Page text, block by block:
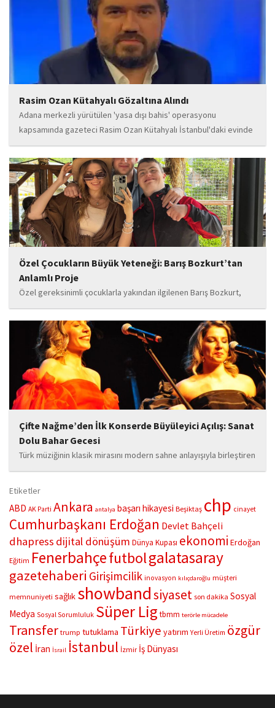
Rasim Ozan Kütahyalı Gözaltına Alındı
Adana merkezli yürütülen 'yasa dışı bahis' operasyonu
kapsamında gazeteci Rasim Ozan Kütahyalı İstanbul'daki evinde
gözaltına alındı.
Özel Çocukların Büyük Yeteneği: Barış Bozkurt’tan
Anlamlı Proje
Özel gereksinimli çocuklarla yakından ilgilenen Barış Bozkurt,
hayata geçirdiği örnek çalışma ile hem eğitim camiasının hem de
toplumun dikkatini çekiyor. “Hayatta yaşattığın mutluluk en güzel
hediyedir” anlayışıyla yola çıkan Bozkurt,...
Çifte Nağme’den İlk Konserde Büyüleyici Açılış: Sanat
Dolu Bahar Gecesi
Türk müziğinin klasik mirasını modern sahne anlayışıyla birleştiren
“Çifte Nağme” projesi, ilk konserini İstanbul Ataşehir’de bulunan
buluşturdu. Yoğun katılımla gerçekleşen gece, müzikal çeşitlilik
ve...
Etiketler
ABD AK Parti Ankara antalya başarı hikayesi Beşiktaş chp cinayet
Cumhurbaşkanı Erdoğan Devlet Bahçeli
dhapress dijital dönüşüm Dünya Kupası ekonomi Erdoğan
Eğitim Fenerbahçefutbolgalatasaray
gazetehaberi Girişimcilik inovasyon kılıçdaroğlu müşteri
memnuniyeti sağlık showbandsiyaset son dakika Sosyal
Medya Sosyal Sorumluluk Süper Lig tbmm terörle mücadele
Transfer trump tutuklama Türkiye yatırım Yerli Üretim özgür
özel İran İsrail İstanbul İzmir İş Dünyası